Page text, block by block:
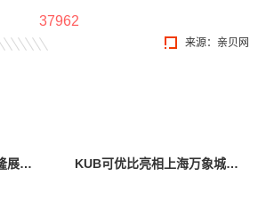
37962
来源： 亲贝网
Babycare首次亮相科隆展，创新设计与卓越产品力引全球瞩目 KUB可优比亮相上海万象城，引领自然式养育新风尚